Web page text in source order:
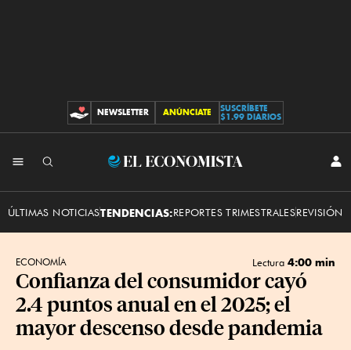
CONTRIBUCIONES
NEWSLETTER ANÚNCIATE
SUSCRÍBETE
$1.99 DIARIOS
El
ÚLTIMAS NOTICIASTENDENCIAS:REPORTES TRIMESTRALESREVISIÓN
ECONOMÍA Lectura 4:00 min
Confianza del consumidor cayó
2.4 puntos anual en el 2025; el
mayor descenso desde pandemia